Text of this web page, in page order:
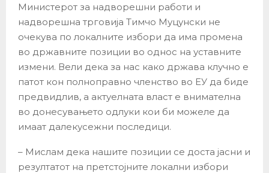
Министерот за надворешни работи и
надворешна трговија Тимчо Муцунски не
очекува по локалните избори да има промена
во државните позиции во однос на уставните
измени. Вели дека за нас како држава клучно е
патот кон полноправно членство во ЕУ да биде
предвидлив, а актуелната власт е внимателна
во донесувањето одлуки кои би можеле да
имаат далекусежни последици.
– Мислам дека нашите позиции се доста јасни и
резултатот на претстојните локални избори